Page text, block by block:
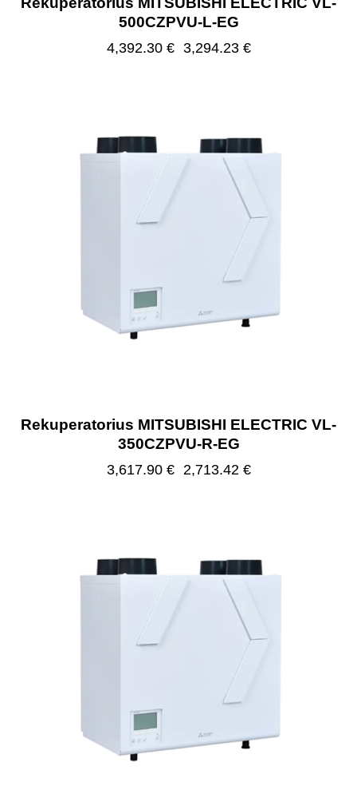
500CZPVU-L-EG
4,392.30 € 3,294.23 €
Rekuperatorius MITSUBISHI ELECTRIC VL-
350CZPVU-R-EG
3,617.90 € 2,713.42 €